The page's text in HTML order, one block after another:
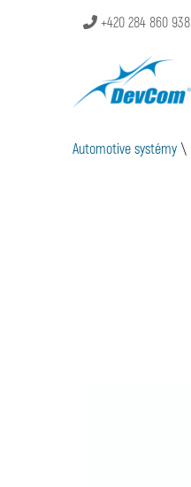
+420 284 860 938
Automotive systémy \